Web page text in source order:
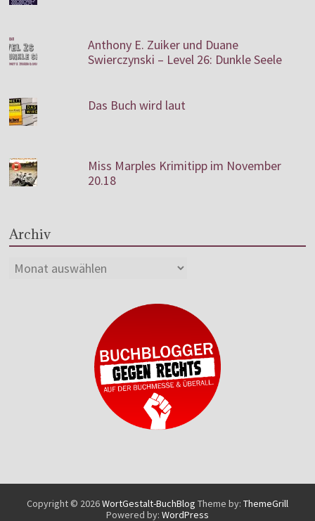
Anthony E. Zuiker und Duane
Swierczynski – Level 26: Dunkle Seele
Das Buch wird laut
Miss Marples Krimitipp im November
20.18
Archiv
Copyright © 2026WortGestalt-BuchBlog Theme by: ThemeGrill
Powered by: WordPress